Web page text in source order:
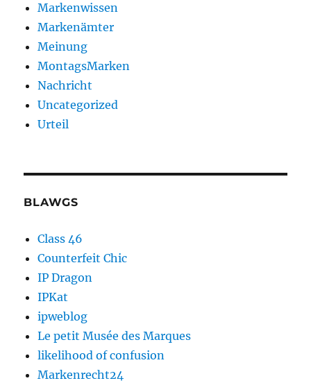
Markenwissen
Markenämter
Meinung
MontagsMarken
Nachricht
Uncategorized
Urteil
BLAWGS
Class 46
Counterfeit Chic
IP Dragon
IPKat
ipweblog
Le petit Musée des Marques
likelihood of confusion
Markenrecht24